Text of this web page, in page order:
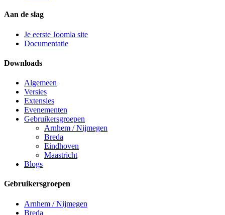
Aan de slag
Je eerste Joomla site
Documentatie
Downloads
Algemeen
Versies
Extensies
Evenementen
Gebruikersgroepen
Arnhem / Nijmegen
Breda
Eindhoven
Maastricht
Blogs
Gebruikersgroepen
Arnhem / Nijmegen
Breda